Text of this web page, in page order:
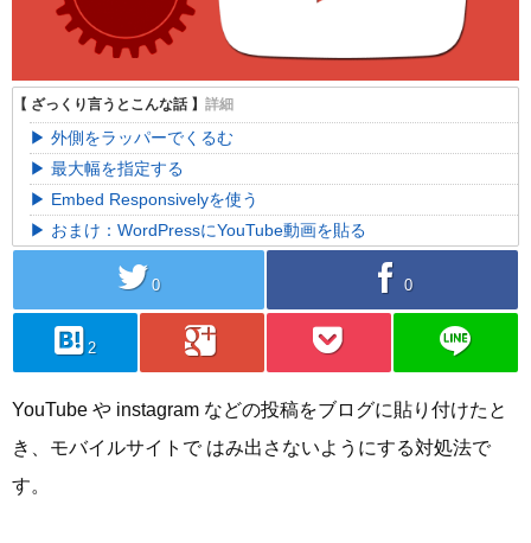
外側をラッパーでくるむ
最大幅を指定する
Embed Responsivelyを使う
おまけ：WordPressにYouTube動画を貼る
twitter 0 facebook 0
hatebu 2 googleplus pocket line
YouTube や instagram などの投稿をブログに貼り付けたと
き、モバイルサイトで はみ出さないようにする対処法で
す。